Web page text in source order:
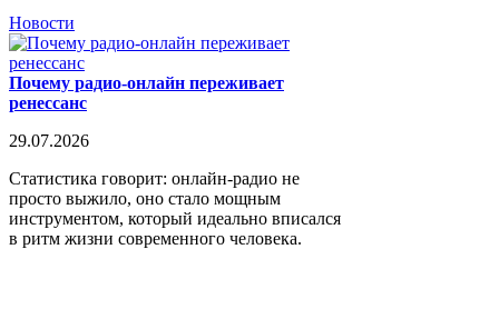
Новости
Почему радио-онлайн переживает
ренессанс
29.07.2026
Статистика говорит: онлайн-радио не
просто выжило, оно стало мощным
инструментом, который идеально вписался
в ритм жизни современного человека.